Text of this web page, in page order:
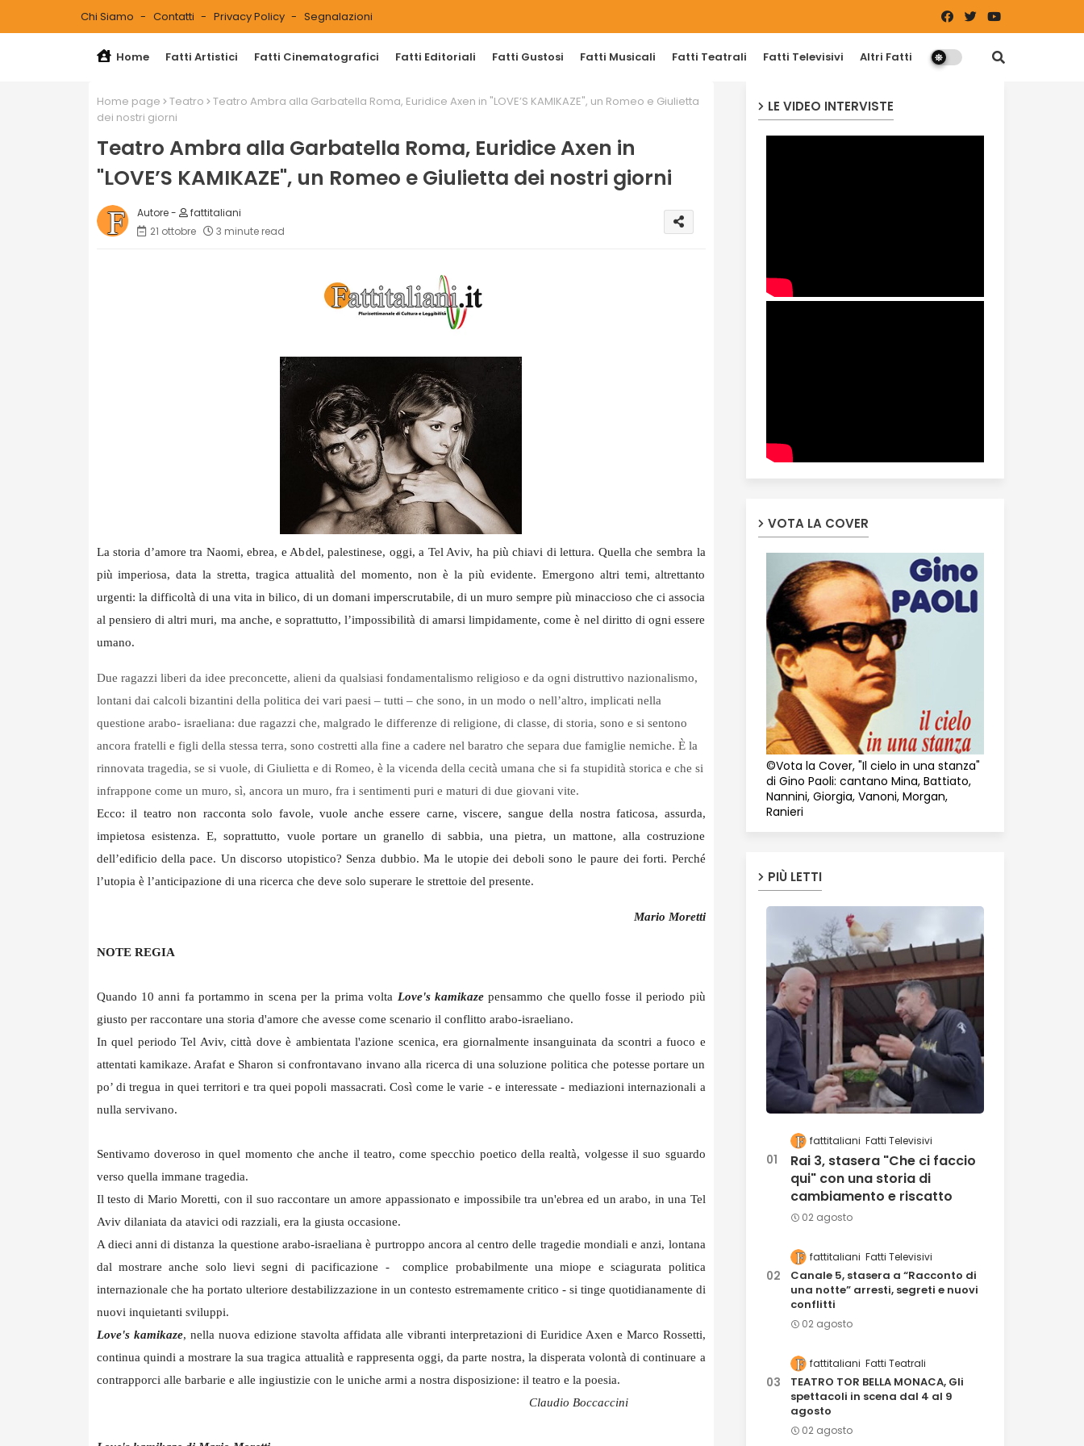
Chi Siamo Contatti Privacy Policy Segnalazioni
Home Fatti Artistici Fatti Cinematografici Fatti Editoriali Fatti Gustosi Fatti Musicali Fatti Teatrali Fatti Televisivi Altri Fatti
Home page Teatro
Teatro Ambra alla Garbatella Roma, Euridice Axen in "LOVE’S KAMIKAZE", un Romeo e Giulietta
dei nostri giorni
Teatro Ambra alla Garbatella Roma, Euridice Axen in
"LOVE’S KAMIKAZE", un Romeo e Giulietta dei nostri giorni
fattitaliani
21 ottobre
3 minute read
La storia d’amore tra Naomi, ebrea, e Abdel, palestinese, oggi, a Tel Aviv, ha più chiavi di lettura. Quella che sembra la
più imperiosa, data la stretta, tragica attualità del momento, non è la più evidente. Emergono altri temi, altrettanto
urgenti: la difficoltà di una vita in bilico, di un domani imperscrutabile, di un muro sempre più minaccioso che ci associa
al pensiero di altri muri, ma anche, e soprattutto, l’impossibilità di amarsi limpidamente, come è nel diritto di ogni essere
umano.
Due ragazzi liberi da idee preconcette, alieni da qualsiasi fondamentalismo religioso e da ogni distruttivo nazionalismo,
lontani dai calcoli bizantini della politica dei vari paesi – tutti – che sono, in un modo o nell’altro, implicati nella
questione arabo- israeliana: due ragazzi che, malgrado le differenze di religione, di classe, di storia, sono e si sentono
ancora fratelli e figli della stessa terra, sono costretti alla fine a cadere nel baratro che separa due famiglie nemiche. È la
rinnovata tragedia, se si vuole, di Giulietta e di Romeo, è la vicenda della cecità umana che si fa stupidità storica e che si
infrappone come un muro, sì, ancora un muro, fra i sentimenti puri e maturi di due giovani vite.
Ecco: il teatro non racconta solo favole, vuole anche essere carne, viscere, sangue della nostra faticosa, assurda,
impietosa esistenza. E, soprattutto, vuole portare un granello di sabbia, una pietra, un mattone, alla costruzione
dell’edificio della pace. Un discorso utopistico? Senza dubbio. Ma le utopie dei deboli sono le paure dei forti. Perché
l’utopia è l’anticipazione di una ricerca che deve solo superare le strettoie del presente.
Mario Moretti
NOTE REGIA
Quando 10 anni fa portammo in scena per la prima volta Love's kamikazepensammo che quello fosse il periodo più
giusto per raccontare una storia d'amore che avesse come scenario il conflitto arabo-israeliano.
In quel periodo Tel Aviv, città dove è ambientata l'azione scenica, era giornalmente insanguinata da scontri a fuoco e
attentati kamikaze. Arafat e Sharon si confrontavano invano alla ricerca di una soluzione politica che potesse portare un
po’ di tregua in quei territori e tra quei popoli massacrati. Così come le varie - e interessate - mediazioni internazionali a
nulla servivano.
Sentivamo doveroso in quel momento che anche il teatro, come specchio poetico della realtà, volgesse il suo sguardo
verso quella immane tragedia.
Il testo di Mario Moretti, con il suo raccontare un amore appassionato e impossibile tra un'ebrea ed un arabo, in una Tel
Aviv dilaniata da atavici odi razziali, era la giusta occasione.
A dieci anni di distanza la questione arabo-israeliana è purtroppo ancora al centro delle tragedie mondiali e anzi, lontana
dal mostrare anche solo lievi segni di pacificazione - complice probabilmente una miope e sciagurata politica
internazionale che ha portato ulteriore destabilizzazione in un contesto estremamente critico - si tinge quotidianamente di
nuovi inquietanti sviluppi.
Love's kamikaze, nella nuova edizione stavolta affidata alle vibranti interpretazioni di Euridice Axen e Marco Rossetti,
continua quindi a mostrare la sua tragica attualità e rappresenta oggi, da parte nostra, la disperata volontà di continuare a
contrapporci alle barbarie e alle ingiustizie con le uniche armi a nostra disposizione: il teatro e la poesia.
Claudio Boccaccini
LE VIDEO INTERVISTE
VOTA LA COVER
©Vota la Cover, "Il cielo in una stanza"
di Gino Paoli: cantano Mina, Battiato,
Nannini, Giorgia, Vanoni, Morgan,
Ranieri
PIÙ LETTI
fattitaliani Fatti Televisivi
Rai 3, stasera "Che ci faccio
qui" con una storia di
cambiamento e riscatto
02 agosto
fattitaliani Fatti Televisivi
Canale 5, stasera a “Racconto di
una notte” arresti, segreti e nuovi
conflitti
02 agosto
fattitaliani Fatti Teatrali
TEATRO TOR BELLA MONACA, Gli
spettacoli in scena dal 4 al 9
agosto
02 agosto